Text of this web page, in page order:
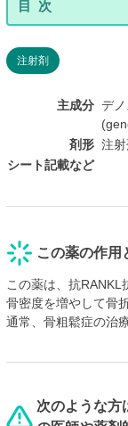
注射剤
主成分 デ
剤形 注射
シート記載など
この薬の作用
この薬は、抗RANKL
骨密度を増やして骨
通常、骨粗鬆症の治
次のような方